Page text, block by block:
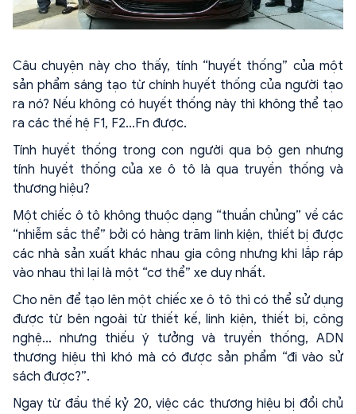
Câu chuyện này cho thấy, tính “huyết thống” của một
sản phẩm sáng tạo từ chính huyết thống của người tạo
ra nó? Nếu không có huyết thống này thì không thể tạo
ra các thế hệ F1, F2...Fn được.
Tính huyết thống trong con người qua bộ gen nhưng
tính huyết thống của xe ô tô là qua truyền thống và
thương hiệu?
Một chiếc ô tô không thuộc dạng “thuần chủng” về các
“nhiễm sắc thể” bởi có hàng trăm linh kiện, thiết bị được
các nhà sản xuất khác nhau gia công nhưng khi lắp ráp
vào nhau thì lại là một “cơ thể” xe duy nhất.
Cho nên để tạo lên một chiếc xe ô tô thì có thể sử dụng
được từ bên ngoài từ thiết kế, linh kiện, thiết bị, công
nghệ... nhưng thiếu ý tưởng và truyền thống, ADN
thương hiệu thì khó mà có được sản phẩm “đi vào sử
sách được?”.
Ngay từ đầu thế kỷ 20, việc các thương hiệu bị đổi chủ